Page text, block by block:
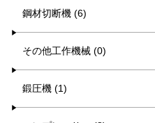
鋼材切断機 (6)
その他工作機械 (0)
鍛圧機 (1)